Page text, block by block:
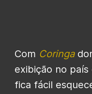
Com Coringa
exibição no
fica fácil